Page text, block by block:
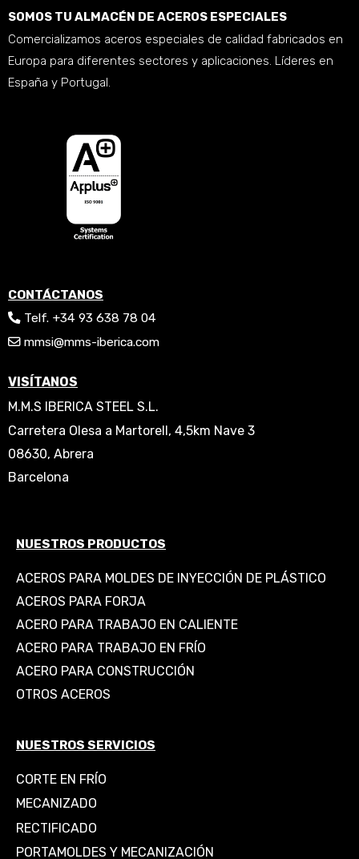
SOMOS TU ALMACÉN DE ACEROS ESPECIALES
Comercializamos aceros especiales de calidad fabricados en
Europa para diferentes sectores y aplicaciones. Líderes en
España y Portugal.
CONTÁCTANOS
Telf. +34 93 638 78 04
mmsi@mms-iberica.com
VISÍTANOS
M.M.S IBERICA STEEL S.L.
Carretera Olesa a Martorell, 4,5km Nave 3
08630, Abrera
Barcelona
NUESTROS PRODUCTOS
ACEROS PARA MOLDES DE INYECCIÓN DE PLÁSTICO
ACEROS PARA FORJA
ACERO PARA TRABAJO EN CALIENTE
ACERO PARA TRABAJO EN FRÍO
ACERO PARA CONSTRUCCIÓN
OTROS ACEROS
NUESTROS SERVICIOS
CORTE EN FRÍO
MECANIZADO
RECTIFICADO
PORTAMOLDES Y MECANIZACIÓN